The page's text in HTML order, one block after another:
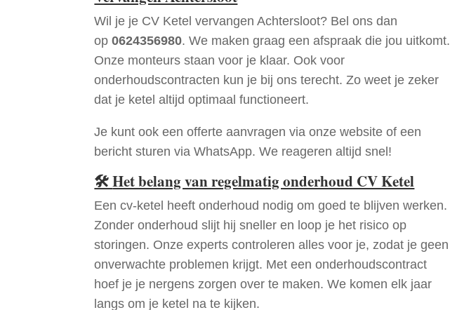
Wil je je CV Ketel vervangen Achtersloot? Bel ons dan
op0624356980. We maken graag een afspraak die jou uitkomt.
Onze monteurs staan voor je klaar. Ook voor
onderhoudscontracten kun je bij ons terecht. Zo weet je zeker
dat je ketel altijd optimaal functioneert.
Je kunt ook een offerte aanvragen via onze website of een
bericht sturen via WhatsApp. We reageren altijd snel!
🛠Het belang van regelmatig onderhoud CV Ketel
Een cv-ketel heeft onderhoud nodig om goed te blijven werken.
Zonder onderhoud slijt hij sneller en loop je het risico op
storingen. Onze experts controleren alles voor je, zodat je geen
onverwachte problemen krijgt. Met een onderhoudscontract
hoef je je nergens zorgen over te maken. We komen elk jaar
langs om je ketel na te kijken.